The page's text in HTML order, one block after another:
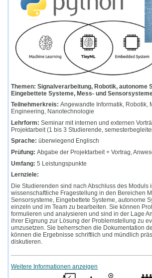
Themen: Signalverarbeitung, Robotik, autonome
Eingebettete Systeme, Mess- und
Teilnehmerkreis:Angewandte Informatik, Robotik,
Engineering, Nanotechnologie
Lehrform:Seminar mit internen und externen
Projektarbeit (1 bis 3 Studierende,
Sprache: überwiegend Englisch
Prüfung:Abgabe der Projektarbeit + Vortrag,
Umfang: 5 Leistungspunkte
Lernziele:
Die Studierenden sind nach Abschluss des Moduls
wissenschaftliche Fragestellung in den Bereichen
Sensorsysteme, Eingebettete Systeme, autonome
einzeln und im Team zu bearbeiten. Sie können
formulieren und analysieren und sind in der Lage
ihrer Eignung zur Lösung der Problemstellung zu
umzusetzen. Sie beherrschen die Dokumentation
können die Ergebnisse schriftlich und mündlich
diskutieren.
Weitere Informationen anzeigen